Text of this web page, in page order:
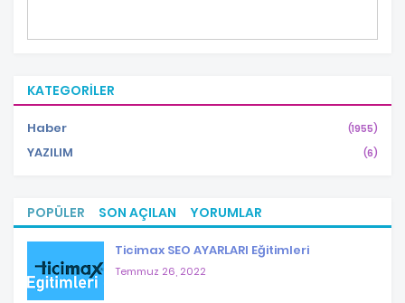
KATEGORILER
Haber (1955)
YAZILIM (6)
POPÜLER SON AÇILAN YORUMLAR
Ticimax SEO AYARLARI Eğitimleri
Temmuz 26, 2022